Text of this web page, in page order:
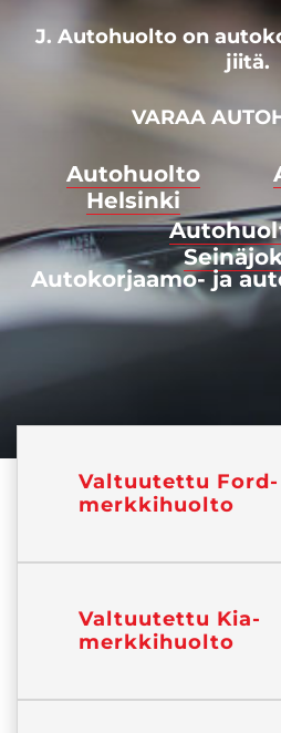
J. Autohuolto on
jiitä.
VARAA
Autohuolto
Helsinki
Autokorjaamo- ja
Valtuutettu Ford-
merkkihuolto
Valtuutettu Kia-
merkkihuolto